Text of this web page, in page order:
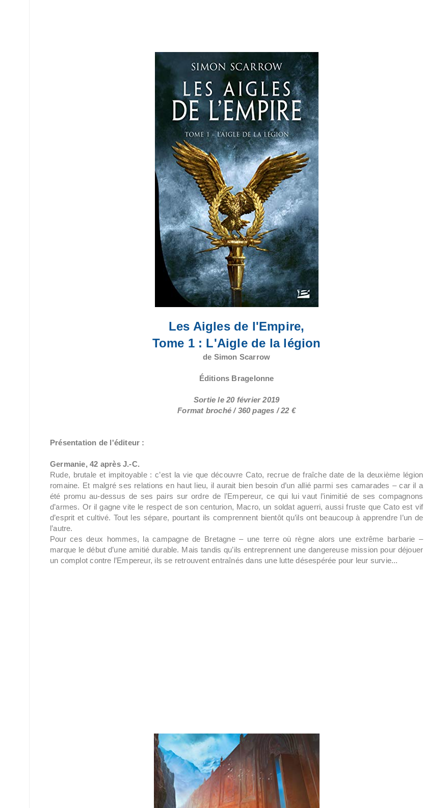
Les Aigles de l'Empire,
Tome 1 : L'Aigle de la légion
de Simon Scarrow
Éditions Bragelonne
Sortie le 20 février 2019
Format broché / 360 pages / 22 €
Présentation de l'éditeur :
Germanie, 42 après J.-C.
Rude, brutale et impitoyable : c’est la vie que découvre Cato, recrue de fraîche date de la deuxième légion
romaine. Et malgré ses relations en haut lieu, il aurait bien besoin d’un allié parmi ses camarades – car il a
été promu au-dessus de ses pairs sur ordre de l’Empereur, ce qui lui vaut l’inimitié de ses compagnons
d’armes. Or il gagne vite le respect de son centurion, Macro, un soldat aguerri, aussi fruste que Cato est vif
d’esprit et cultivé. Tout les sépare, pourtant ils comprennent bientôt qu’ils ont beaucoup à apprendre l’un de
l’autre.
Pour ces deux hommes, la campagne de Bretagne – une terre où règne alors une extrême barbarie –
marque le début d’une amitié durable. Mais tandis qu’ils entreprennent une dangereuse mission pour déjouer
un complot contre l’Empereur, ils se retrouvent entraînés dans une lutte désespérée pour leur survie...